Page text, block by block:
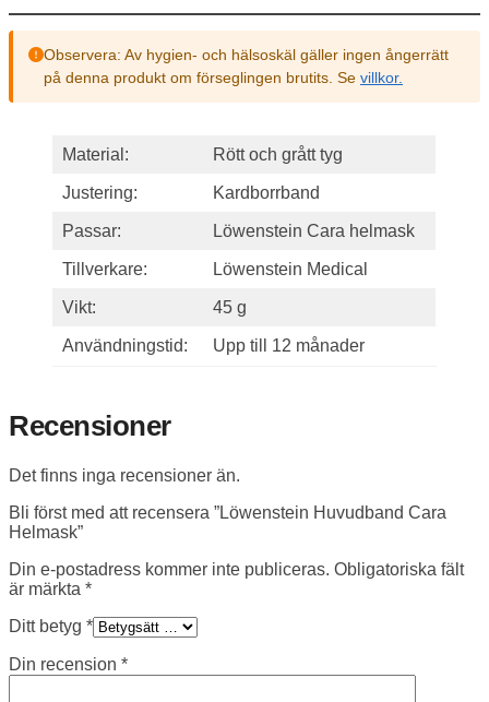
Observera: Av hygien- och hälsoskäl gäller ingen ångerrätt
på denna produkt om förseglingen brutits. Se villkor.
Material: Rött och grått tyg
Justering: Kardborrband
Passar: Löwenstein Cara helmask
Tillverkare: Löwenstein Medical
Vikt: 45 g
Användningstid: Upp till 12 månader
Recensioner
Det finns inga recensioner än.
Bli först med att recensera ”Löwenstein Huvudband Cara
Helmask”
Din e-postadress kommer inte publiceras. Obligatoriska fält
är märkta *
Ditt betyg *
Din recension *